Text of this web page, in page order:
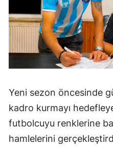
Yeni sezon öncesinde
kadro kurmayı
futbolcuyu renklerine
hamlelerini